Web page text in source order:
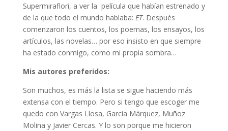
Supermiraflori, a ver la película que habían estrenado y
de la que todo el mundo hablaba: ET. Después
comenzaron los cuentos, los poemas, los ensayos, los
artículos, las novelas… por eso insisto en que siempre
ha estado conmigo, como mi propia sombra…
Mis autores preferidos:
Son muchos, es más la lista se sigue haciendo más
extensa con el tiempo. Pero si tengo que escoger me
quedo con Vargas Llosa, García Márquez, Muñoz
Molina y Javier Cercas. Y lo son porque me hicieron